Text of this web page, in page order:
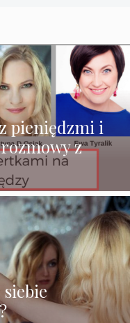
pieniędzmi i
z